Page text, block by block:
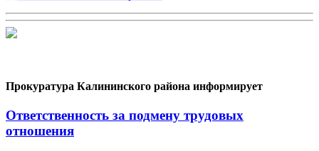
Прокуратура Калининского района информирует
Ответственность за подмену трудовых
отношения